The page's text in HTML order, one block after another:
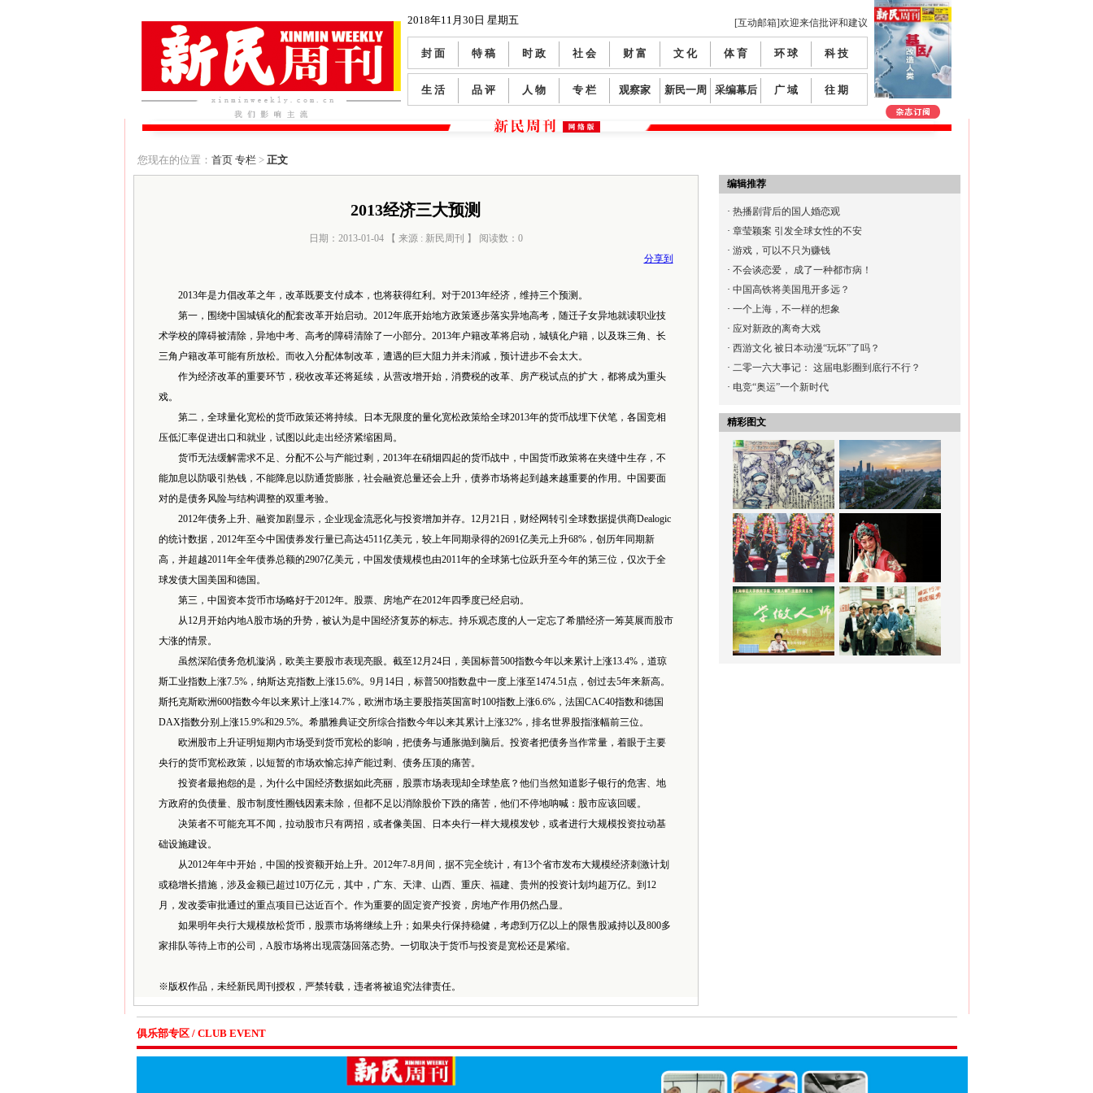
2018年11月30日 星期五 [互动邮箱]欢迎来信批评和建议
封 面 特 稿 时 政 社 会 财 富 文 化 体 育 环 球 科 技
生 活 品 评 人 物 专 栏 观察家 新民一周 采编幕后 广 域 往 期
您现在的位置： 首页 专栏> 正文
2013经济三大预测
日期：2013-01-04 【 来源 : 新民周刊 】 阅读数： 0
分享到
2013年是力倡改革之年，改革既要支付成本，也将获得红利。对于2013年经济，维持三个预测。
第一，围绕中国城镇化的配套改革开始启动。2012年底开始地方政策逐步落实异地高考，随迁子女异地就读职业技
术学校的障碍被清除，异地中考、高考的障碍清除了一小部分。2013年户籍改革将启动，城镇化户籍，以及珠三角、长
三角户籍改革可能有所放松。而收入分配体制改革，遭遇的巨大阻力并未消减，预计进步不会太大。
作为经济改革的重要环节，税收改革还将延续，从营改增开始，消费税的改革、房产税试点的扩大，都将成为重头
戏。
第二，全球量化宽松的货币政策还将持续。日本无限度的量化宽松政策给全球2013年的货币战埋下伏笔，各国竞相
压低汇率促进出口和就业，试图以此走出经济紧缩困局。
货币无法缓解需求不足、分配不公与产能过剩，2013年在硝烟四起的货币战中，中国货币政策将在夹缝中生存，不
能加息以防吸引热钱，不能降息以防通货膨胀，社会融资总量还会上升，债券市场将起到越来越重要的作用。中国要面
对的是债务风险与结构调整的双重考验。
2012年债务上升、融资加剧显示，企业现金流恶化与投资增加并存。12月21日，财经网转引全球数据提供商Dealogic
的统计数据，2012年至今中国债券发行量已高达4511亿美元，较上年同期录得的2691亿美元上升68%，创历年同期新
高，并超越2011年全年债券总额的2907亿美元，中国发债规模也由2011年的全球第七位跃升至今年的第三位，仅次于全
球发债大国美国和德国。
第三，中国资本货币市场略好于2012年。股票、房地产在2012年四季度已经启动。
从12月开始内地A股市场的升势，被认为是中国经济复苏的标志。持乐观态度的人一定忘了希腊经济一筹莫展而股市
大涨的情景。
虽然深陷债务危机漩涡，欧美主要股市表现亮眼。截至12月24日，美国标普500指数今年以来累计上涨13.4%，道琼
斯工业指数上涨7.5%，纳斯达克指数上涨15.6%。9月14日，标普500指数盘中一度上涨至1474.51点，创过去5年来新高。
斯托克斯欧洲600指数今年以来累计上涨14.7%，欧洲市场主要股指英国富时100指数上涨6.6%，法国CAC40指数和德国
DAX指数分别上涨15.9%和29.5%。希腊雅典证交所综合指数今年以来其累计上涨32%，排名世界股指涨幅前三位。
欧洲股市上升证明短期内市场受到货币宽松的影响，把债务与通胀抛到脑后。投资者把债务当作常量，着眼于主要
央行的货币宽松政策，以短暂的市场欢愉忘掉产能过剩、债务压顶的痛苦。
投资者最抱怨的是，为什么中国经济数据如此亮丽，股票市场表现却全球垫底？他们当然知道影子银行的危害、地
方政府的负债量、股市制度性圈钱因素未除，但都不足以消除股价下跌的痛苦，他们不停地呐喊：股市应该回暖。
决策者不可能充耳不闻，拉动股市只有两招，或者像美国、日本央行一样大规模发钞，或者进行大规模投资拉动基
础设施建设。
从2012年年中开始，中国的投资额开始上升。2012年7-8月间，据不完全统计，有13个省市发布大规模经济刺激计划
或稳增长措施，涉及金额已超过10万亿元，其中，广东、天津、山西、重庆、福建、贵州的投资计划均超万亿。到12
月，发改委审批通过的重点项目已达近百个。作为重要的固定资产投资，房地产作用仍然凸显。
如果明年央行大规模放松货币，股票市场将继续上升；如果央行保持稳健，考虑到万亿以上的限售股减持以及800多
家排队等待上市的公司，A股市场将出现震荡回落态势。一切取决于货币与投资是宽松还是紧缩。
※版权作品，未经新民周刊授权，严禁转载，违者将被追究法律责任。
编辑推荐
· 热播剧背后的国人婚恋观
· 章莹颖案 引发全球女性的不安
· 游戏，可以不只为赚钱
· 不会谈恋爱， 成了一种都市病！
· 中国高铁将美国甩开多远？
· 一个上海，不一样的想象
· 应对新政的离奇大戏
· 西游文化 被日本动漫“玩坏”了吗？
· 二零一六大事记： 这届电影圈到底行不行？
· 电竞“奥运”一个新时代
精彩图文
俱乐部专区 / CLUB EVENT